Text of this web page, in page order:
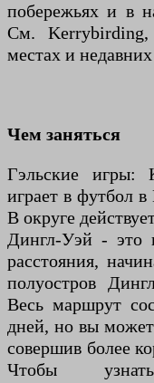
побережьях и в
См. Kerrybirding,
местах и
Чем заняться
Гэльские игры:
играет в футбол
В округе
Дингл-Уэй - это
расстояния,
полуостров
Весь маршрут
дней, но вы
совершив более
Чтобы